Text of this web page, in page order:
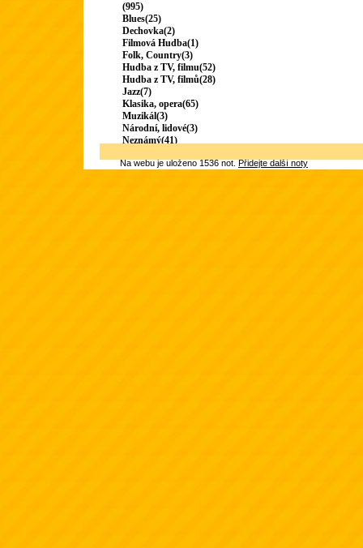
(995)
Blues(25)
Dechovka(2)
Filmová Hudba(1)
Folk, Country(3)
Hudba z TV, filmu(52)
Hudba z TV, filmů(28)
Jazz(7)
Klasika, opera(65)
Muzikál(3)
Národní, lidové(3)
Neznámý(41)
Na webu je uloženo 1536 not.Přidejte další noty